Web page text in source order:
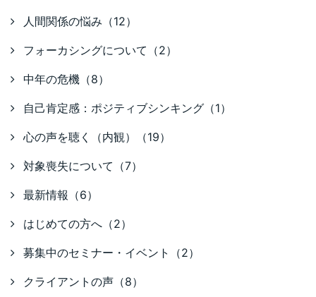
人間関係の悩み（12）
フォーカシングについて（2）
中年の危機（8）
自己肯定感：ポジティブシンキング（1）
心の声を聴く（内観）（19）
対象喪失について（7）
最新情報（6）
はじめての方へ（2）
募集中のセミナー・イベント（2）
クライアントの声（8）